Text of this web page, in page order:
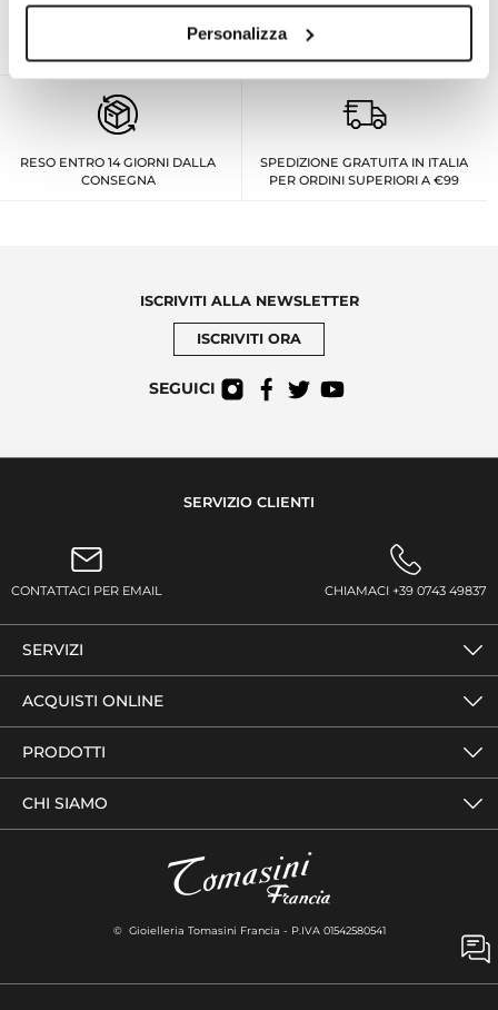
Personalizza
ESPERTO PERSONALE ON
ASSISTENZA TECNICA UFFICIALE
RESO ENTRO 14 GIORNI DALLA
CONSEGNA
SPEDIZIONE GRATUITA IN ITALIA
PER ORDINI SUPERIORI A €99
ISCRIVITI ALLA NEWSLETTER
ISCRIVITI ORA
SEGUICI
SERVIZIO CLIENTI
CONTATTACI PER EMAIL CHIAMACI +39 0743 49837
SERVIZI
ACQUISTI ONLINE
PRODOTTI
CHI SIAMO
© Gioielleria Tomasini Francia - P.IVA 01542580541